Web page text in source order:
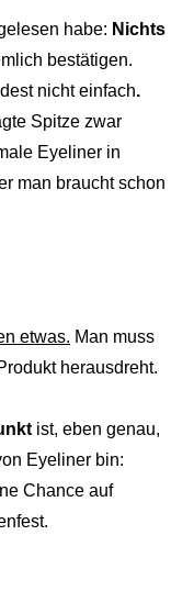
habe: Nichts
bestätigen.
nicht einfach.
Spitze zwar
Eyeliner in
man braucht schon
etwas. Man muss
herausdreht.
ist, eben genau,
Eyeliner bin:
Chance auf